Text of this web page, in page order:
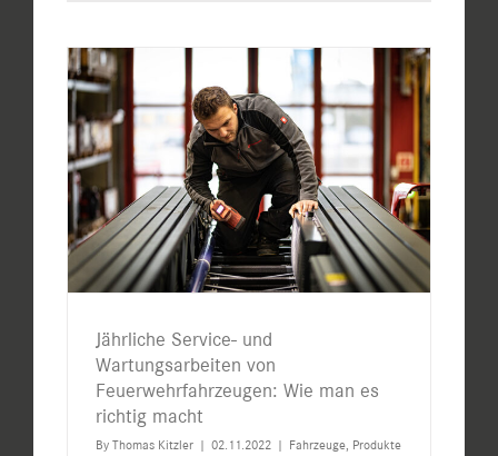
Jährliche Service- und
Wartungsarbeiten von
Feuerwehrfahrzeugen: Wie man es
richtig macht
By Thomas Kitzler | 02.11.2022 | Fahrzeuge, Produkte